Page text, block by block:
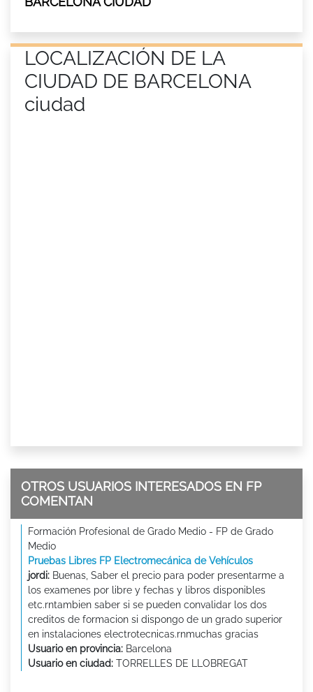
LOCALIZACIÓN DE LA
CIUDAD DE BARCELONA
ciudad
OTROS USUARIOS INTERESADOS EN FP
COMENTAN
Formación Profesional de Grado Medio - FP de Grado
Medio
Pruebas Libres FP Electromecánica de Vehículos
jordi: Buenas, Saber el precio para poder presentarme a
los examenes por libre y fechas y libros disponibles
etc.rntambien saber si se pueden convalidar los dos
creditos de formacion si dispongo de un grado superior
en instalaciones electrotecnicas.rnmuchas gracias
Usuario en provincia: Barcelona
Usuario en ciudad: TORRELLES DE LLOBREGAT